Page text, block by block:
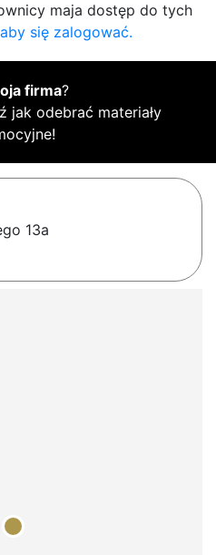
maja dostęp do tych
się zalogować.
firma?
jak odebrać materiały
13a